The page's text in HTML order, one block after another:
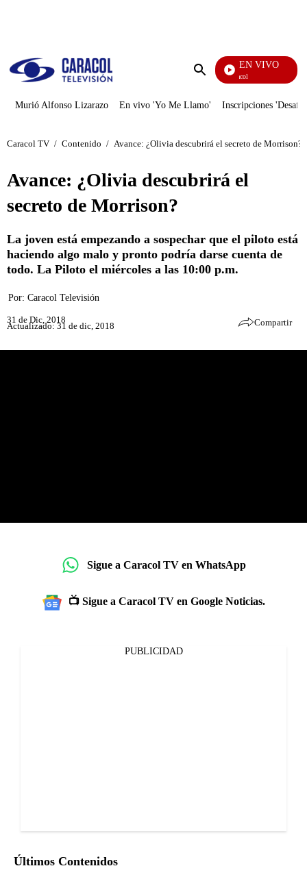
Enviar
EN VIVO
Noticias Caracol
Murió Alfonso Lizarazo En vivo 'Yo Me Llamo' Inscripciones
Caracol TV / Contenido / Avance: ¿Olivia descubrirá el secreto de Morrison?
Avance: ¿Olivia descubrirá el
secreto de Morrison?
La joven está empezando a sospechar que el piloto está
haciendo algo malo y pronto podría darse cuenta de
todo. La Piloto el miércoles a las 10:00 p.m.
Por: Caracol Televisión
31 de Dic, 2018
Actualizado: 31 de dic, 2018 Compartir
Sigue a Caracol TV en WhatsApp
📺 Sigue a Caracol TV en Google Noticias.
PUBLICIDAD
Últimos Contenidos